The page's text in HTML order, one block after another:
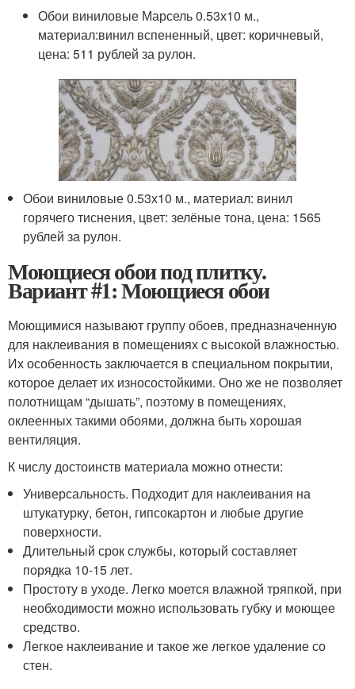
Обои виниловые Марсель 0.53х10 м.,
материал:винил вспененный, цвет: коричневый,
цена: 511 рублей за рулон.
Обои виниловые 0.53х10 м., материал: винил
горячего тиснения, цвет: зелёные тона, цена: 1565
рублей за рулон.
Моющиеся обои под плитку.
Вариант #1: Моющиеся обои
Моющимися называют группу обоев, предназначенную
для наклеивания в помещениях с высокой влажностью.
Их особенность заключается в специальном покрытии,
которое делает их износостойкими. Оно же не позволяет
полотнищам “дышать”, поэтому в помещениях,
оклеенных такими обоями, должна быть хорошая
вентиляция.
К числу достоинств материала можно отнести:
Универсальность. Подходит для наклеивания на
штукатурку, бетон, гипсокартон и любые другие
поверхности.
Длительный срок службы, который составляет
порядка 10-15 лет.
Простоту в уходе. Легко моется влажной тряпкой, при
необходимости можно использовать губку и моющее
средство.
Легкое наклеивание и такое же легкое удаление со
стен.